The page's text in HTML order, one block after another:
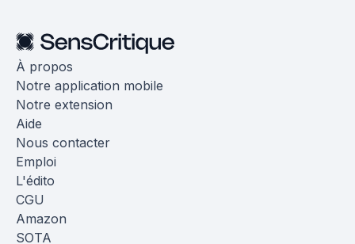
À propos
Notre application mobile
Notre extension
Aide
Nous contacter
Emploi
L'édito
CGU
Amazon
SOTA